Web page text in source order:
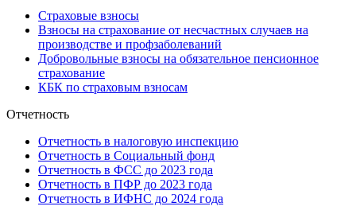
Страховые взносы
Взносы на страхование от несчастных случаев на
производстве и профзаболеваний
Добровольные взносы на обязательное пенсионное
страхование
КБК по страховым взносам
Отчетность
Отчетность в налоговую инспекцию
Отчетность в Социальный фонд
Отчетность в ФСС до 2023 года
Отчетность в ПФР до 2023 года
Отчетность в ИФНС до 2024 года